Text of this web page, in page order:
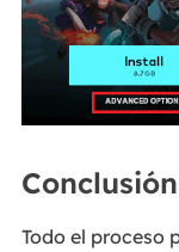
Conclusión
Todo el proceso